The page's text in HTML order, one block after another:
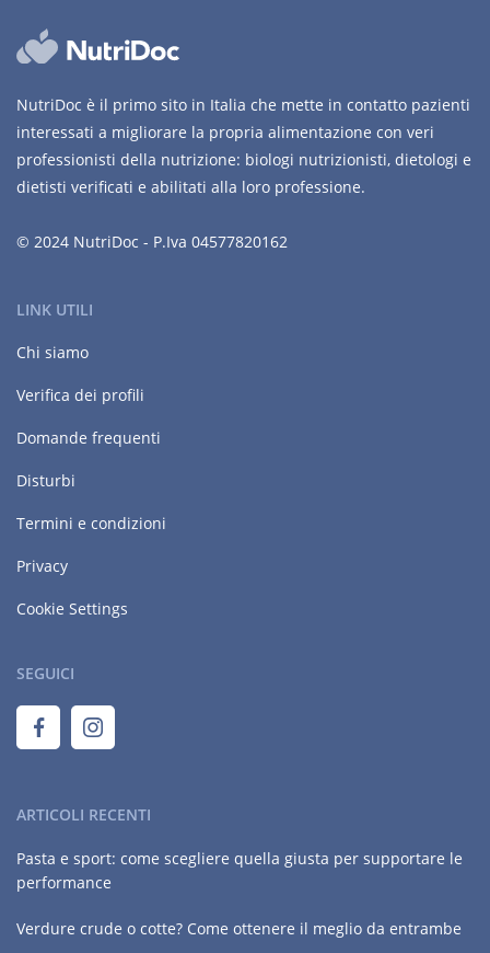
NutriDoc è il primo sito in Italia che mette in contatto pazienti
interessati a migliorare la propria alimentazione con veri
professionisti della nutrizione: biologi nutrizionisti, dietologi e
dietisti verificati e abilitati alla loro professione.
© 2024 NutriDoc - P.Iva 04577820162
LINK UTILI
Chi siamo
Verifica dei profili
Domande frequenti
Disturbi
Termini e condizioni
Privacy
Cookie Settings
SEGUICI
ARTICOLI RECENTI
Pasta e sport: come scegliere quella giusta per supportare le
performance
Verdure crude o cotte? Come ottenere il meglio da entrambe